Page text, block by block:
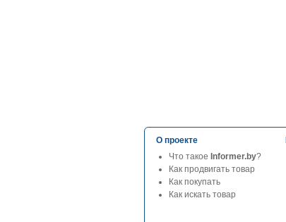
О проекте
Что такое Informer.by?
Как продвигать товар
Как покупать
Как искать товар